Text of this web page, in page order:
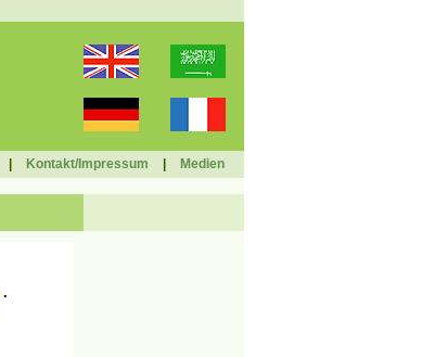
Kontakt/Impressum Medien
.